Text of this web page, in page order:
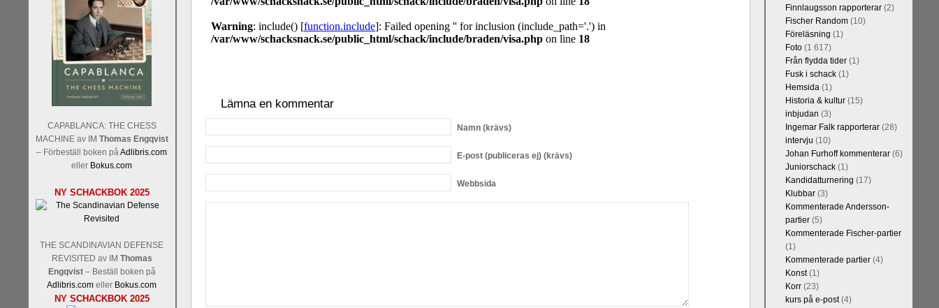
CAPABLANCA: THE CHESS
MACHINE av IM Thomas Engqvist
– Förbeställ boken påAdlibris.com
eller Bokus.com
NY SCHACKBOK 2025
THE SCANDINAVIAN DEFENSE
REVISITED av IM Thomas
Engqvist– Beställ boken på
Adlibris.com eller Bokus.com
NY SCHACKBOK 2025
Lämna en kommentar
Namn(krävs)
E-post(publiceras ej) (krävs)
Webbsida
Finnlaugsson rapporterar(2)
Fischer Random(10)
Föreläsning (1)
Foto(1 617)
Från flydda tider(1)
Fusk i schack(1)
Hemsida(1)
Historia & kultur(15)
inbjudan (3)
Ingemar Falk rapporterar(28)
intervju (10)
Johan Furhoff kommenterar(6)
Juniorschack(1)
Kandidatturnering (17)
Klubbar(3)
Kommenterade Andersson-
partier(5)
Kommenterade Fischer-partier
(1)
Kommenterade partier(4)
Konst(1)
Korr(23)
kurs på e-post(4)